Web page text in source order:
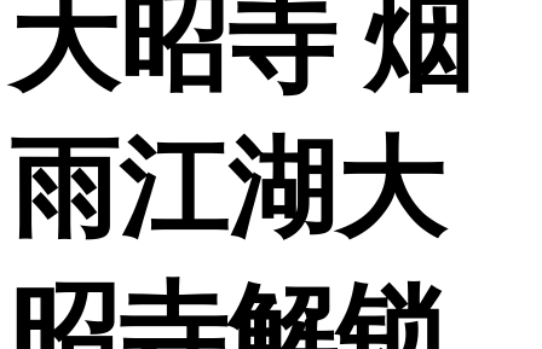
大昭寺 烟
雨江湖大